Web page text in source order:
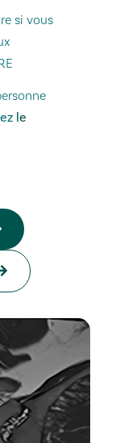
si vous
le